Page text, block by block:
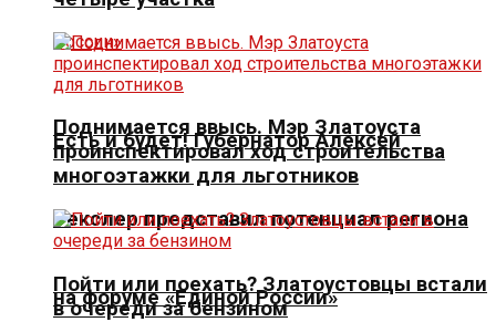
Есть и будет! Губернатор Алексей
Текслер представил потенциал региона
на форуме «Единой России»
Поднимается ввысь. Мэр Златоуста
проинспектировал ход строительства
многоэтажки для льготников
Пойти или поехать? Златоустовцы встали
в очереди за бензином